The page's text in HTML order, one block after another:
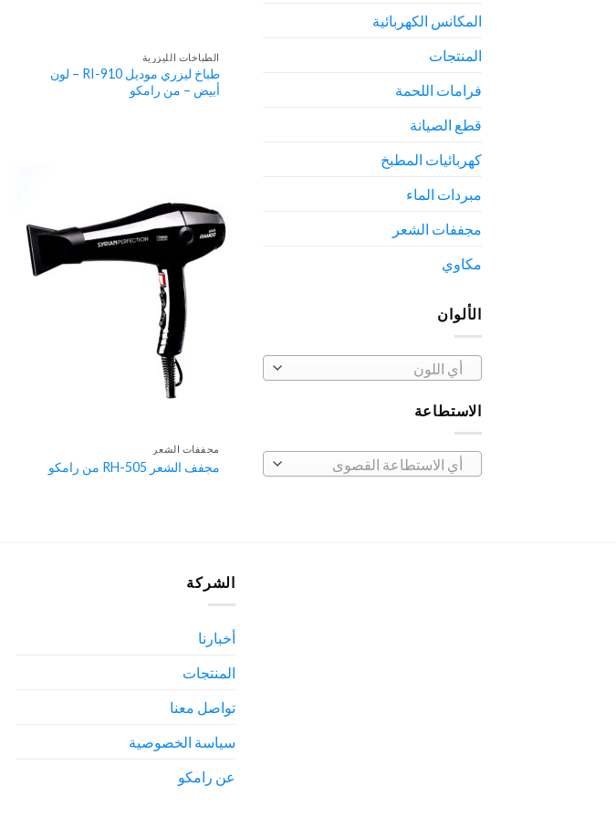
المكانس الكهربائية
المنتجات
فرامات اللحمة
قطع الصيانة
كهربائيات المطبخ
مبردات الماء
مجففات الشعر
مكاوي
الألوان
أي ‏اللون
الاستطاعة
أي ‏الاستطاعة القصوى
الطباخات الليزرية
طباخ ليزري موديل RI-910 – لون
أبيض – من رامكو
مجففات الشعر
مجفف الشعر RH-505 من رامكو
الشركة
أخبارنا
المنتجات
تواصل معنا
سياسة الخصوصية
عن رامكو